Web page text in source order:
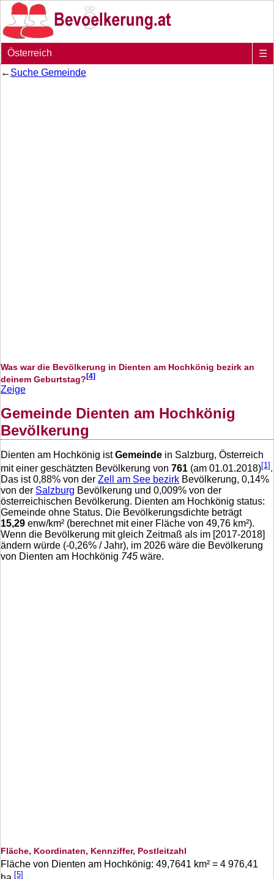
Österreich
☰
← Suche Gemeinde
Was war die Bevölkerung in Dienten am Hochkönig bezirk an
deinem Geburtstag?[4]
Zeige
Gemeinde Dienten am Hochkönig
Bevölkerung
Dienten am Hochkönig istGemeinde in Salzburg, Österreich
mit einer geschätzten Bevölkerung von 761 (am 01.01.2018)[1] .
Das ist0,88% von der Zell am See bezirk Bevölkerung, 0,14%
von der Salzburg Bevölkerung und 0,009% von der
österreichischen Bevölkerung. Dienten am Hochkönig status:
Gemeinde ohne Status. Die Bevölkerungsdichte beträgt
15,29 enw/km² (berechnet mit einer Fläche von 49,76 km²).
Wenn die Bevölkerung mit gleich Zeitmaß als im [2017-2018]
ändern würde (-0,26% / Jahr), im 2026 wäre die Bevölkerung
von Dienten am Hochkönig 745 wäre.
Fläche, Koordinaten, Kennziffer, Postleitzahl
Fläche von Dienten am Hochkönig: 49,7641 km² = 4 976,41
[5]